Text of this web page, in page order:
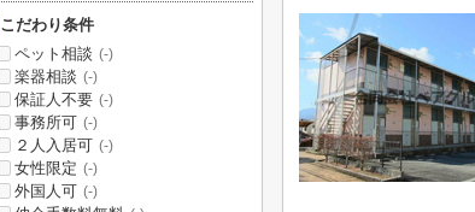
こだわり条件
ペット相談 (-)
楽器相談 (-)
保証人不要 (-)
事務所可 (-)
２人入居可 (-)
女性限定 (-)
外国人可 (-)